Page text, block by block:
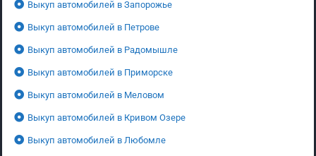
Выкуп автомобилей в Запорожье
Выкуп автомобилей в Петрове
Выкуп автомобилей в Радомышле
Выкуп автомобилей в Приморске
Выкуп автомобилей в Меловом
Выкуп автомобилей в Кривом Озере
Выкуп автомобилей в Любомле